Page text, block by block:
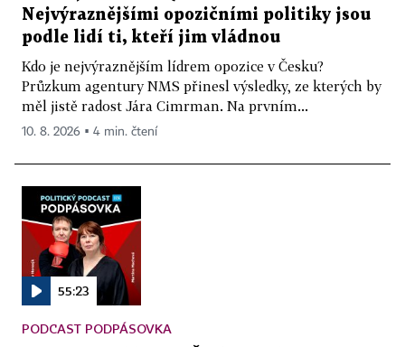
Nejvýraznějšími opozičními politiky jsou
podle lidí ti, kteří jim vládnou
Kdo je nejvýraznějším lídrem opozice v Česku?
Průzkum agentury NMS přinesl výsledky, ze kterých by
měl jistě radost Jára Cimrman. Na prvním...
10. 8. 2026 ▪ 4 min. čtení
55:23
PODCAST PODPÁSOVKA